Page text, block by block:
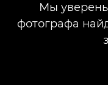
Мы
фотографа